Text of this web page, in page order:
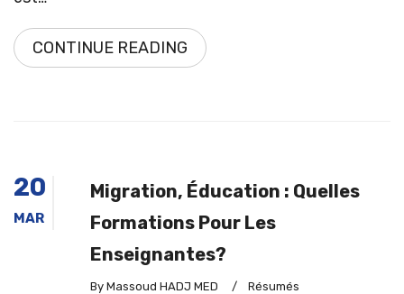
CONTINUE READING
20
MAR
Migration, Éducation : Quelles
Formations Pour Les
Enseignantes?
By Massoud HADJ MED / Résumés